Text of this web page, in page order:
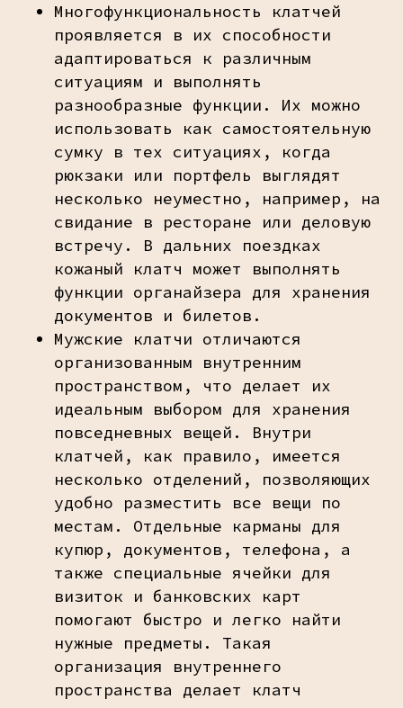
Многофункциональность клатчей
проявляется в их способности
адаптироваться к различным
ситуациям и выполнять
разнообразные функции. Их можно
использовать как самостоятельную
сумку в тех ситуациях, когда
рюкзаки или портфель выглядят
несколько неуместно, например, на
свидание в ресторане или деловую
встречу. В дальних поездках
кожаный клатч может выполнять
функции органайзера для хранения
документов и билетов.
Мужские клатчи отличаются
организованным внутренним
пространством, что делает их
идеальным выбором для хранения
повседневных вещей. Внутри
клатчей, как правило, имеется
несколько отделений, позволяющих
удобно разместить все вещи по
местам. Отдельные карманы для
купюр, документов, телефона, а
также специальные ячейки для
визиток и банковских карт
помогают быстро и легко найти
нужные предметы. Такая
организация внутреннего
пространства делает клатч